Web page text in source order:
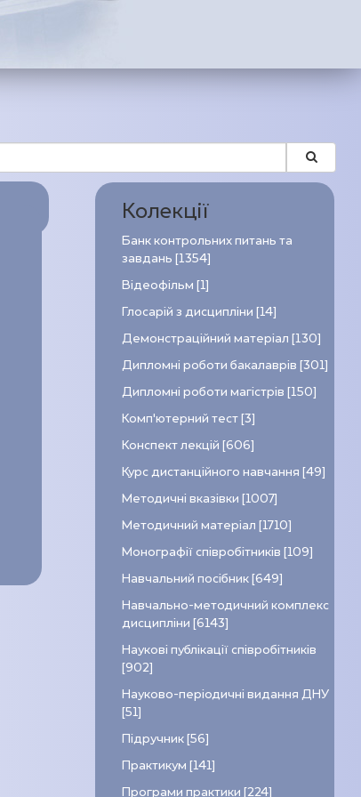
Колекції
Банк контрольних питань та
завдань [1354]
Відеофільм [1]
Глосарій з дисципліни [14]
Демонстраційний матеріал [130]
Дипломні роботи бакалаврів [301]
Дипломні роботи магістрів [150]
Комп’ютерний тест [3]
Конспект лекцій [606]
Курс дистанційного навчання [49]
Методичні вказівки [1007]
Методичний матеріал [1710]
Монографії співробітників [109]
Навчальний посібник [649]
Навчально-методичний комплекс
дисципліни [6143]
Наукові публікації співробітників
[902]
Науково-періодичні видання ДНУ
[51]
Підручник [56]
Практикум [141]
Програми практики [224]